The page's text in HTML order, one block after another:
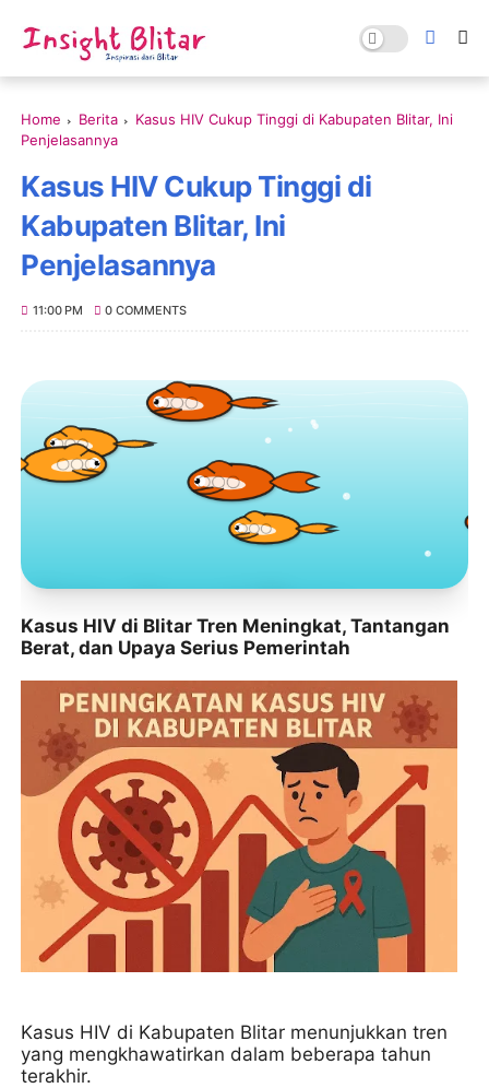
Home Berita
Kasus HIV Cukup Tinggi di Kabupaten Blitar, Ini
Penjelasannya
Kasus HIV Cukup Tinggi di
Kabupaten Blitar, Ini
Penjelasannya
11:00 PM 0 COMMENTS
Toko Jurnal Rasa
KLIK / SENTUH UNTUK MENGUNJUNGI
Kasus HIV di Blitar Tren Meningkat, Tantangan
Berat, dan Upaya Serius Pemerintah
Kasus HIV di Kabupaten Blitar menunjukkan tren
yang mengkhawatirkan dalam beberapa tahun
terakhir.